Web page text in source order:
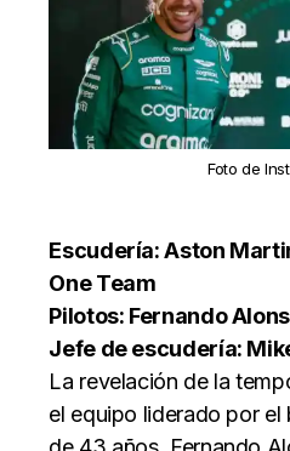
Foto de
Escudería: Aston
One Team
Pilotos: Fernando
Jefe de escudería:
La revelación de la
el equipo liderado por el